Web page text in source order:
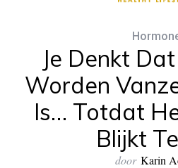
Je Denkt
Worden
Is… Totdat
Blijkt
door Karin